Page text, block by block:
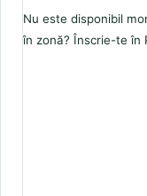
Nu este disponibil
în zonă? Înscrie-te în